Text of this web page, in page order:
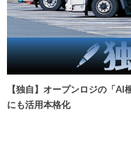
【独自】オープンロジの「
にも活用本格化